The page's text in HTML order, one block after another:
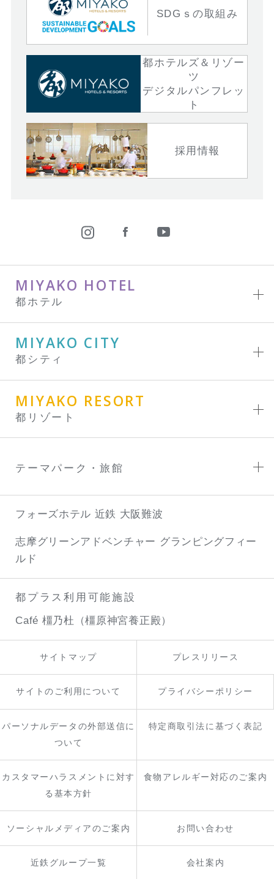
SDGｓの取組み
都ホテルズ＆リゾー
ツ
デジタルパンフレッ
ト
採用情報
MIYAKO HOTEL
都ホテル
MIYAKO CITY
都シティ
MIYAKO RESORT
都リゾート
テーマパーク・旅館
フォーズホテル 近鉄 大阪難波
志摩グリーンアドベンチャー グランピングフィー
ルド
都プラス利用可能施設
Café 橿乃杜（橿原神宮養正殿）
サイトマップ プレスリリース
サイトのご利用について プライバシーポリシー
パーソナルデータの外部送信に
ついて
特定商取引法に基づく表記
カスタマーハラスメントに対す
る基本方針
食物アレルギー対応のご案内
ソーシャルメディアのご案内 お問い合わせ
近鉄グループ一覧 会社案内